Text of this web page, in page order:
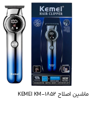
ماشین اصلاح KEMEI KM-1852